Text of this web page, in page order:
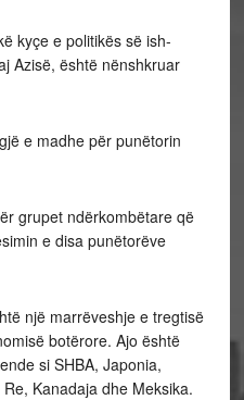
kyçe e politikës së ish-
Azisë, është nënshkruar
e madhe për punëtorin
grupet ndërkombëtare që
e disa punëtorëve
një marrëveshje e tregtisë
botërore. Ajo është
si SHBA, Japonia,
Kanadaja dhe Meksika.